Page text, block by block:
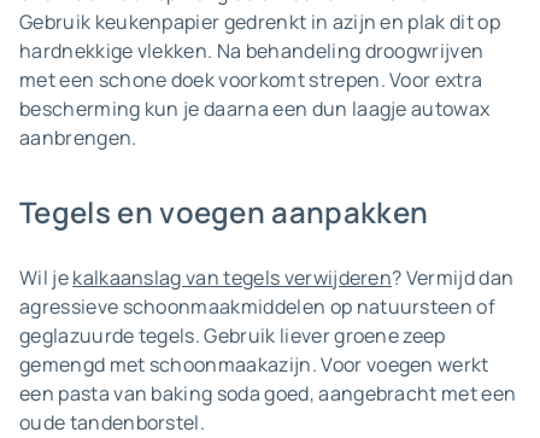
Gebruik keukenpapier gedrenkt in azijn en plak dit op
hardnekkige vlekken. Na behandeling droogwrijven
met een schone doek voorkomt strepen. Voor extra
bescherming kun je daarna een dun laagje autowax
aanbrengen.
Tegels en voegen aanpakken
Wil jekalkaanslag van tegels verwijderen? Vermijd dan
agressieve schoonmaakmiddelen op natuursteen of
geglazuurde tegels. Gebruik liever groene zeep
gemengd met schoonmaakazijn. Voor voegen werkt
een pasta van baking soda goed, aangebracht met een
oude tandenborstel.